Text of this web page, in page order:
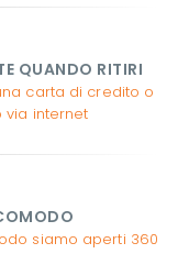
QUANDO RITIRI
carta di credito o
internet
siamo aperti 360